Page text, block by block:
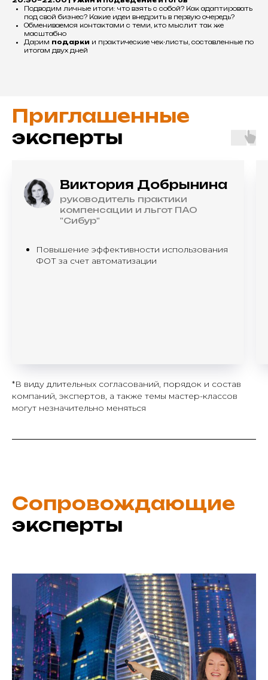
Подводим личные итоги: что взять с собой? Как адаптировать
под свой бизнес? Какие идеи внедрить в первую очередь?
Обмениваемся контактами с теми, кто мыслит так же
масштабно
Дарим подарки и практические чек-листы, составленные по
итогам двух дней
Приглашенные
эксперты
Виктория Добрынина
руководитель практики
компенсации и льгот ПАО
"Сибур"
Повышение эффективности использования
ФОТ за счет автоматизации
*В виду длительных согласований, порядок и состав
компаний, экспертов, а также темы мастер-классов
могут незначительно меняться
Сопровождающие
эксперты